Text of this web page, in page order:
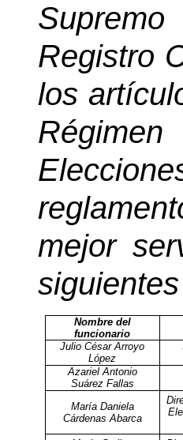
Registro
los
mejor
Nombre del
funcionario
Julio César Arroyo
López
Azariel Antonio
Suárez Fallas
María Daniela
Cárdenas Abarca